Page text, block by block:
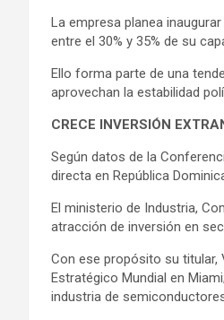
La empresa planea
entre el 30% y 35% de su
Ello forma parte de una
aprovechan la estabilidad
CRECE INVERSIÓN
Según datos de la
directa en República
El ministerio de Industria,
atracción de inversión en
Con ese propósito su titular,
Estratégico Mundial en
industria de